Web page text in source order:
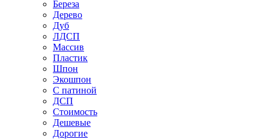
Береза
Дерево
Дуб
ЛДСП
Массив
Пластик
Шпон
Экошпон
С патиной
ДСП
Стоимость
Дешевые
Дорогие